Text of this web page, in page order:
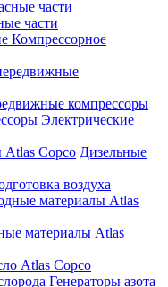
части
Компрессорное
компрессоры
Электрические
Дизельные
воздуха
материалы Atlas
Atlas Copco
Генераторы азота